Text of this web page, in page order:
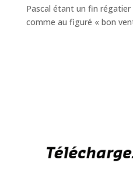
Pascal étant un fin
comme au figuré « bon